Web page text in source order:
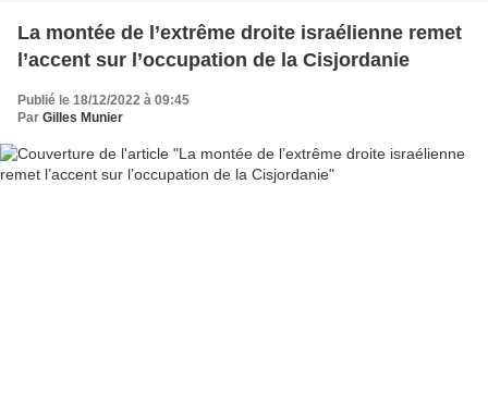
La montée de l’extrême droite israélienne remet
l’accent sur l’occupation de la Cisjordanie
Publié le 18/12/2022 à 09:45
Par Gilles Munier